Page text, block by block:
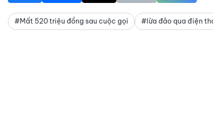
#Mất 520 triệu đồng sau cuộc gọi #lừa đảo qua điện